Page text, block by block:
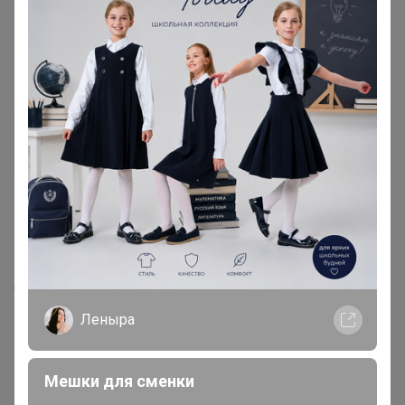
OLGAPARAMONOVA
Великий магистр
11 июня, 2021 20:46
, спасибо за ответ. Вижу что заказ поменял
статус, теперь на сортировке
Леныра
Мешки для сменки